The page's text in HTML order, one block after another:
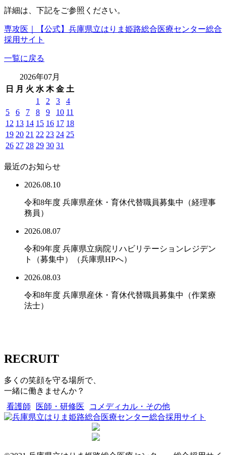
詳細は、下記をご参照ください。
専攻医｜【公式】兵庫県立はりま姫路総合医療センター総合
採用サイト
一覧に戻る
2026年07月
日
月 火 水 木 金 土
1
2 3
4
5
6 7 8 9 10 11
12 13 14 15 16 17 18
19 20 21 22 23 24 25
26 27 28 29 30 31
最近のお知らせ
2026.08.10
令和8年度 兵庫県産休・育休代替職員募集中（経理事
務員）
2026.08.07
令和9年度 兵庫県立病院リハビリテーションレジデン
ト（募集中）（兵庫県HPへ）
2026.08.03
令和8年度 兵庫県産休・育休代替職員募集中（作業療
法士）
RECRUIT
多くの笑顔を守る場所で、
一緒に働きませんか？
看護師
医師・研修医 コメディカル・その他